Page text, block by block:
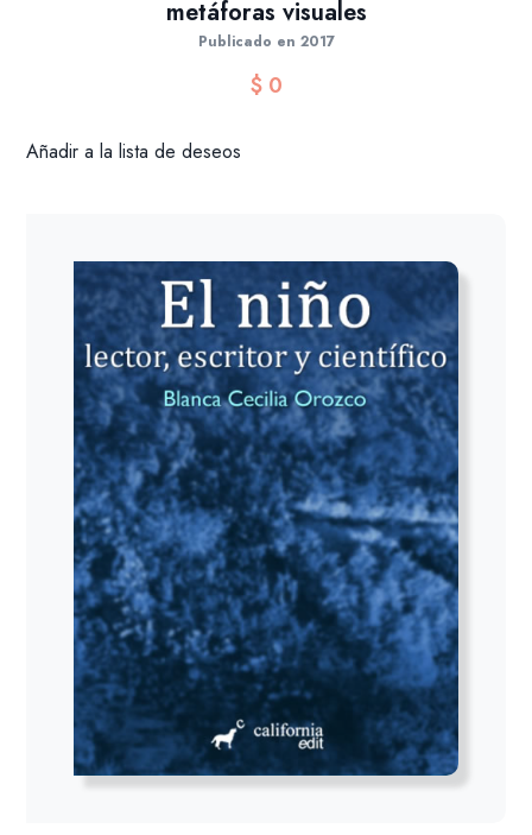
metáforas visuales
Publicado en 2017
$0
Añadir a la lista de deseos